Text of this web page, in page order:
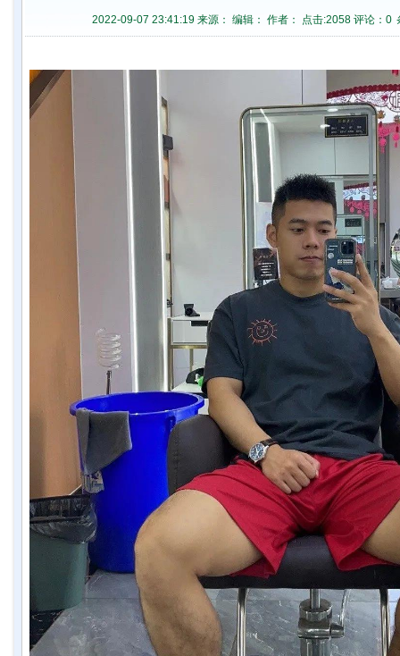
2022-09-07 23:41:19 来源： 编辑： 作者： 点击:2058 评论： 0